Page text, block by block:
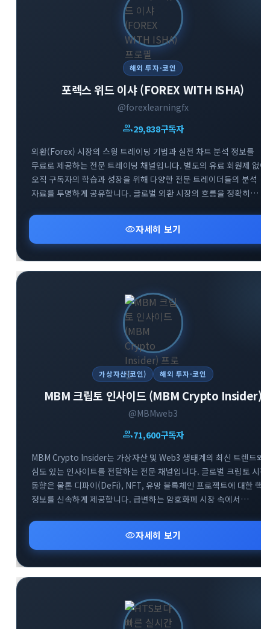
해외 투자·코인
포렉스 위드 이샤 (FOREX WITH ISHA)
@forexlearningfx
group29,838구독자
외환(Forex) 시장의 스윙 트레이딩 기법과 실전 차트 분석 정보를
무료로 제공하는 전문 트레이딩 채널입니다. 별도의 유료 회원제 없이
오직 구독자의 학습과 성장을 위해 다양한 전문 트레이더들의 분석
자료를 투명하게 공유합니다. 글로벌 외환 시장의 흐름을 정확히
인사이트를 전달합니다. 외환 투자 초보자부터 실전 매매자까지 부담
없이 유용한 금융 정보를 얻어가실 수 있습니다.
visibility자세히 보기
가상자산(코인) 해외 투자·코인
MBM 크립토 인사이드 (MBM Crypto Insider)
@MBMweb3
group71,600구독자
MBM Crypto Insider는 가상자산 및 Web3 생태계의 최신 트렌드와
심도 있는 인사이트를 전달하는 전문 채널입니다. 글로벌 크립토 시장
동향은 물론 디파이(DeFi), NFT, 유망 블록체인 프로젝트에 대한 핵심
정보를 신속하게 제공합니다. 급변하는 암호화폐 시장 속에서
데이터를 공유합니다. Web3 흐름을 가장 빠르게 파악하고 성공적인
투자 전략을 세우고 싶다면 MBM 채널과 함께하세요.
visibility자세히 보기